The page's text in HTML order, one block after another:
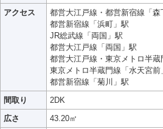
アクセス
都営大江戸線・都営新宿線「森
都営新宿線「浜町」駅
JR総武線「両国」駅
都営大江戸線「両国」駅
都営大江戸線・東京メトロ半
東京メトロ半蔵門線「水天宮前
都営新宿線「菊川」駅
間取り
2DK
広さ
43.20㎡